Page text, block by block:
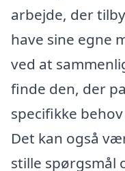
arbejde, der
have sine egne
ved at
finde den, der
specifikke
Det kan også
stille spørgsmål